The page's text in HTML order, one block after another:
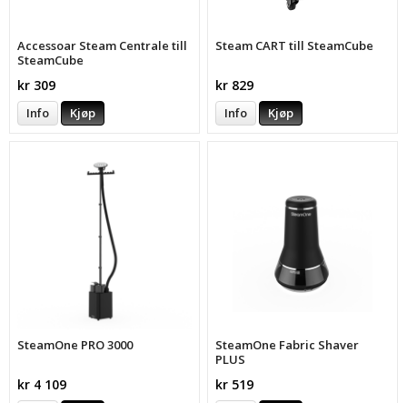
Accessoar Steam Centrale till
SteamCube
kr 309
Info Kjøp
Steam CART till SteamCube
kr 829
Info Kjøp
SteamOne PRO 3000
kr 4 109
SteamOne Fabric Shaver
PLUS
kr 519